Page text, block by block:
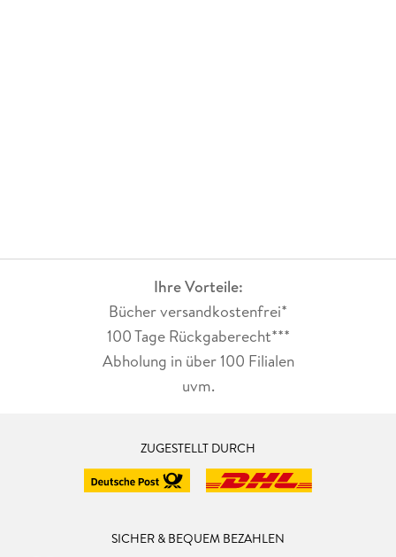
gestellt. Aufgrund dieser Überarbeitung ist es ratsam, ältere
Auflagen zu ersetzen. (Ruge, in: ekz-Informationsdienst, 2011,
Ihre Vorteile:
Bücher versandkostenfrei*
100 Tage Rückgaberecht***
Abholung in über 100 Filialen
uvm.
ZUGESTELLT DURCH
SICHER & BEQUEM BEZAHLEN